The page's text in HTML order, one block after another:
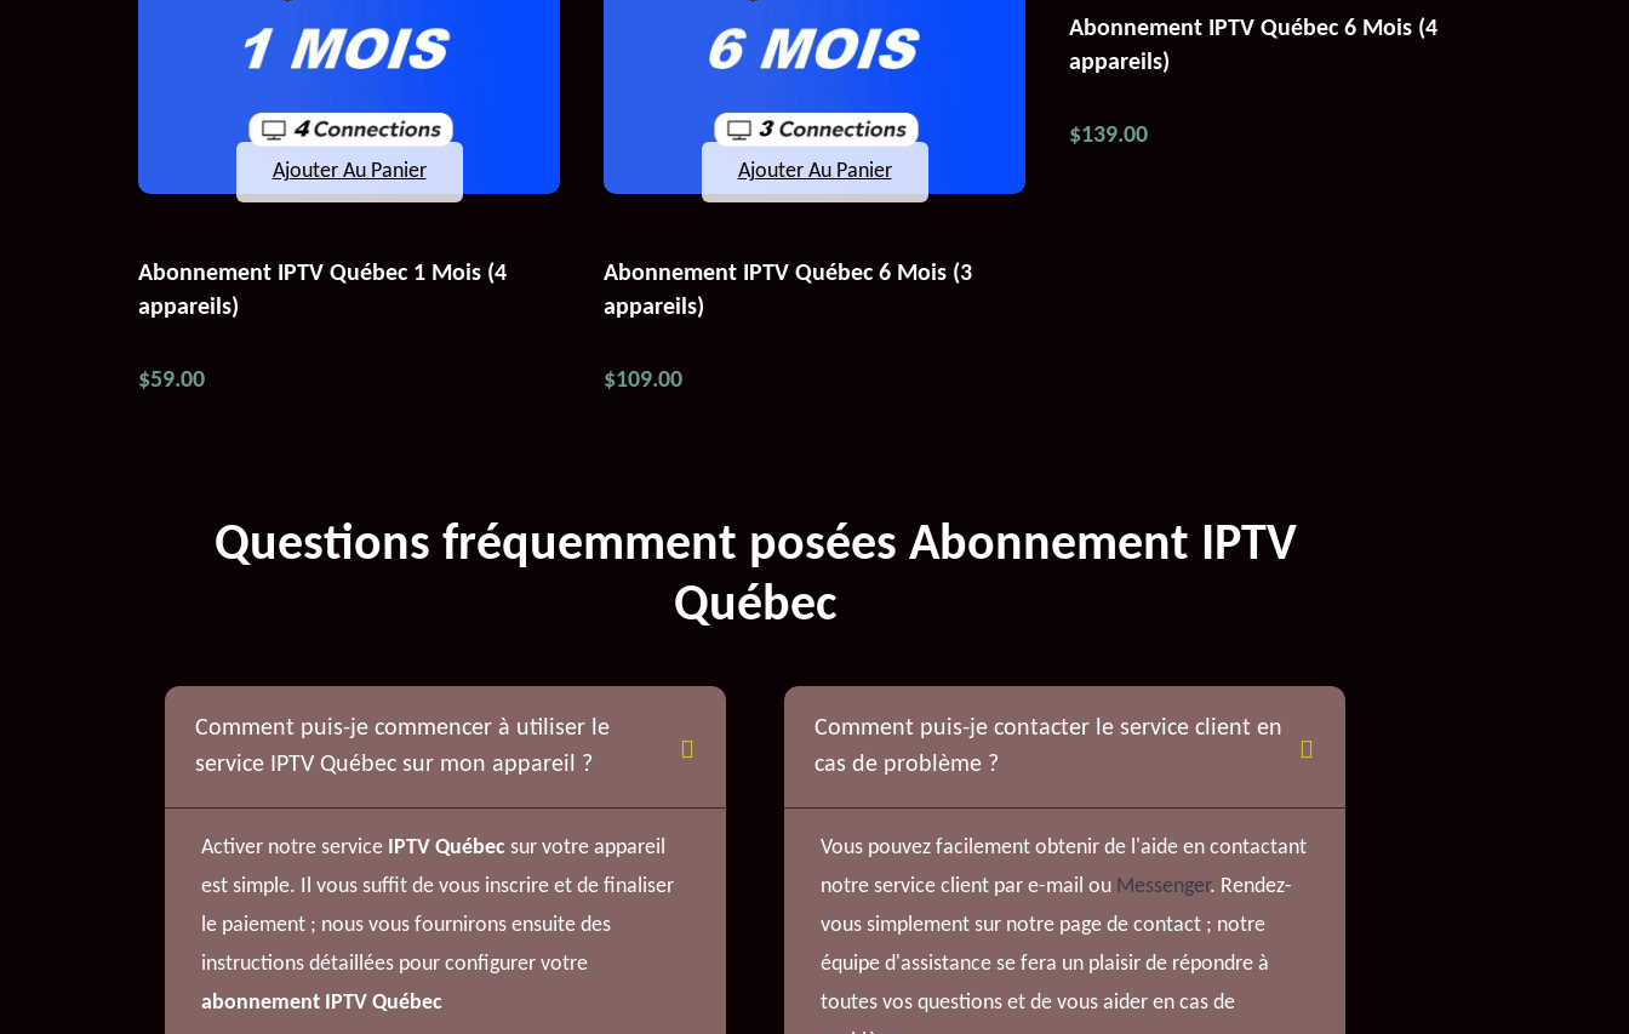
Ajouter Au Panier
Abonnement IPTV Québec 1 Mois (4
appareils)
$59.00
Ajouter Au Panier
Abonnement IPTV Québec 6 Mois (3
appareils)
$109.00
Abonnement IPTV Québec 6 Mois (4
appareils)
$139.00
Questions fréquemment posées Abonnement IPTV
Québec
Comment puis-je commencer à utiliser le
service IPTV Québec sur mon appareil ?
Activer notre service IPTV Québec sur votre appareil
est simple. Il vous suffit de vous inscrire et de finaliser
le paiement ; nous vous fournirons ensuite des
instructions détaillées pour configurer votre
abonnement IPTV Québec
Comment puis-je contacter le service client en
cas de problème ?
Vous pouvez facilement obtenir de l'aide en contactant
notre service client par e-mail ou Messenger. Rendez-
vous simplement sur notre page de contact ; notre
équipe d'assistance se fera un plaisir de répondre à
toutes vos questions et de vous aider en cas de